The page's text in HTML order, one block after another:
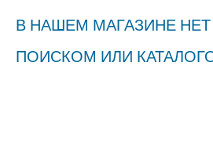
В НАШЕМ МАГАЗИНЕ
ПОИСКОМ ИЛИ